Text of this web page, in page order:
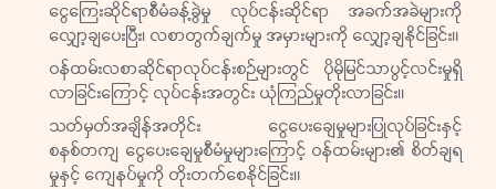
ငွေကြေးဆိုင်ရာစီမံခန့်ခွဲမှု လုပ်ငန်းဆိုင်ရာ အခက်အခဲများကို
လျှော့ချပေးပြီး၊ လစာတွက်ချက်မှု အမှားများကို လျှော့ချနိုင်ခြင်း။
ဝန်ထမ်းလစာဆိုင်ရာလုပ်ငန်းစဉ်များတွင် ပိုမိုမြင်သာပွင့်လင်းမှုရှိ
လာခြင်းကြောင့် လုပ်ငန်းအတွင်း ယုံကြည်မှုတိုးလာခြင်း။
သတ်မှတ်အချိန်အတိုင်း ငွေပေးချေမှုများပြုလုပ်ခြင်းနှင့်
စနစ်တကျ ငွေပေးချေမှုစီမံမှုများကြောင့် ဝန်ထမ်းများ၏ စိတ်ချရ
မှုနှင့် ကျေနပ်မှုကို တိုးတက်စေနိုင်ခြင်း။